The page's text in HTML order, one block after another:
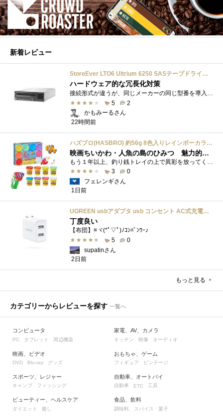
新着レビュー
StoreEver LTO6 Ultrium 6250 SASテープドライブ(内蔵型)
ハードウェア的な冗長化対策
5
2
かもみーるさん
22時間前
ハズブロ(HASBRO) 約56g 8色入りレインボーカラーのプレイ・ドー、新学期用品、2才以上のプリスクールの子供向け、子供向けのアート&クラフト 粘土 ねんど、こどもの日、子供の日プレゼント
映画ちいかわ・人魚の島のひみつ 魅力的なビラン：セイレーンを造ってみた
3
0
フェレンギさん
1日前
UGREEN usbアダプタ usb コンセント AC式充電器 3.1A PSE認証済み 折りたたみ式プラグ 2ポート
丁度良い
【布団】≡ヾ(*ﾟ▽ﾟ)ﾉｺﾝﾊﾞﾝﾜｰ♪
5
0
supatinさん
2日前
もっと見る
カテゴリーからレビューを探す 一覧へ
コンピュータ
PC タブレット 周辺機器
映画、ビデオ
DVD Blu-ray グッズ
スポーツ、レジャー
キャンプ フィッシング
ビューティー、ヘルスケア
ダイエット 癒し
家電、AV、カメラ
キッチン 映像 オーディオ
おもちゃ、ゲーム
フィギュア ビンテージ
自動車、オートバイ
自動車 ETC 工具
食品、飲料
調味料、スパイス 菓子